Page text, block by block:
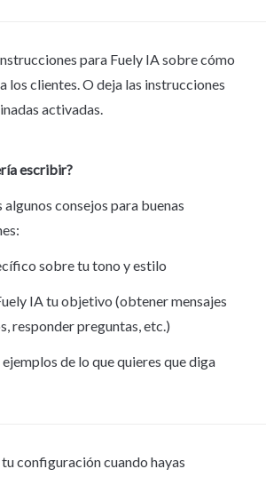
para Fuely IA sobre cómo
los clientes. O deja las instrucciones
activadas.
escribir?
algunos consejos para buenas
sobre tu tono y estilo
IA tu objetivo (obtener mensajes
responder preguntas, etc.)
de lo que quieres que diga
configuración cuando hayas